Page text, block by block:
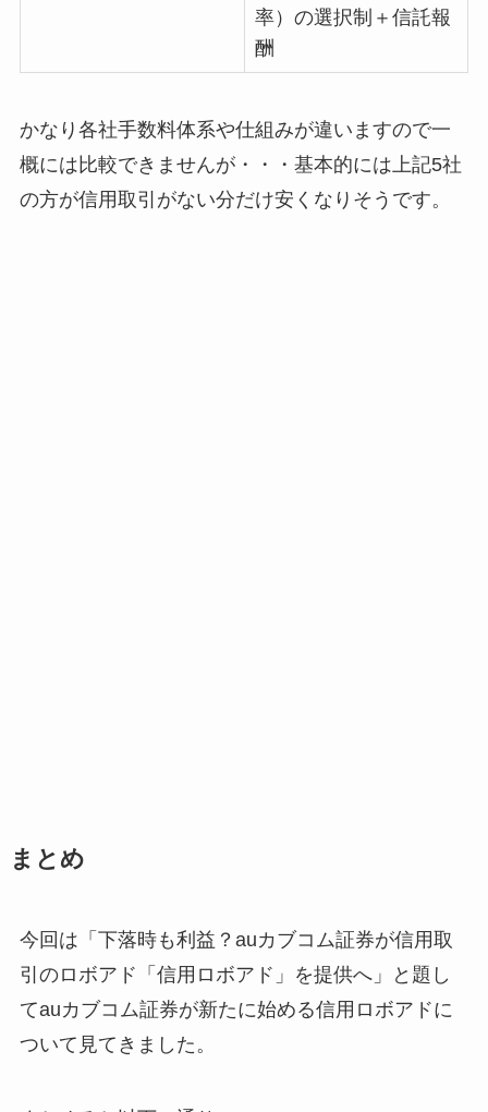
率）の選択制＋信託報
酬
かなり各社手数料体系や仕組みが違いますので一
概には比較できませんが・・・基本的には上記5社
の方が信用取引がない分だけ安くなりそうです。
まとめ
今回は「下落時も利益？auカブコム証券が信用取
引のロボアド「信用ロボアド」を提供へ」と題し
てauカブコム証券が新たに始める信用ロボアドに
ついて見てきました。